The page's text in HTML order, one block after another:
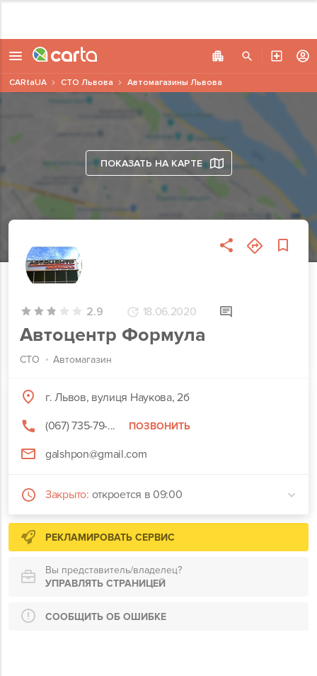
ПОКАЗАТЬ НА КАРТЕ
2.9 18.06.2020
Автоцентр Формула
СТО Автомагазин
г. Львов, вулиця Наукова, 2б
(067) 735-79-...
ПОЗВОНИТЬ
galshpon@gmail.com
Закрыто: откроется в 09:00
РЕКЛАМИРОВАТЬ СЕРВИС
Вы представитель/владелец?
УПРАВЛЯТЬ СТРАНИЦЕЙ
СООБЩИТЬ ОБ ОШИБКЕ
CARtaUA СТО Львова Автомагазины Львова